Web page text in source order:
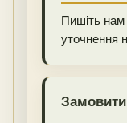
Пишіть нам
уточнення
Замовити